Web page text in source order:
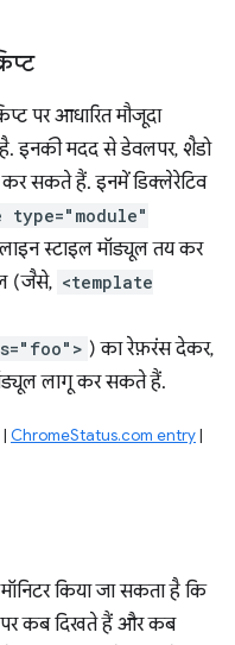
पर आधारित मौजूदा
इनकी मदद से डेवलपर, शैडो
सकते हैं. इनमें डिक्लेरेटिव
type="module"
स्टाइल मॉड्यूल तय कर
(जैसे, <template
) का रेफ़रंस देकर,
लागू कर सकते हैं.
| ChromeStatus.com entry|
किया जा सकता है कि
पर कब दिखते हैं और कब